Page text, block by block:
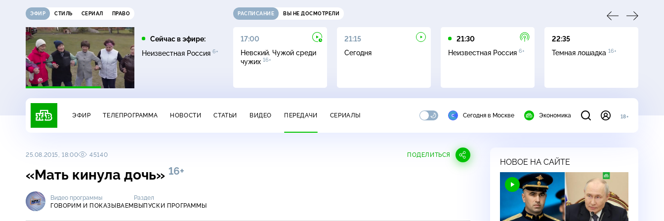
ЭФИР СТИЛЬ СЕРИАЛ ПРАВО
Сейчас в эфире:
Неизвестная Россия 6+
РАСПИСАНИЕ ВЫ НЕ ДОСМОТРЕЛИ
13:45
Невский. Проверка на
прочность
16+
16:00
Сегодня
17:00
Невский. Чужой среди
чужих 16+
21:15
Сегодня
21:30
Неизвестная Россия 6+
22:35
Темная лошадка 16+
ЭФИР ТЕЛЕПРОГРАММА НОВОСТИ СТАТЬИ ВИДЕО ПЕРЕДАЧИ СЕРИАЛЫ Сегодня в Москве Экономика 18+
25.08.2015, 18:00 45140 ПОДЕЛИТЬСЯ
«Мать кинула дочь» 16+
Видео программы
ГОВОРИМ И ПОКАЗЫВАЕМ
Раздел
ВЫПУСКИ ПРОГРАММЫ
НОВОЕ НА САЙТЕ